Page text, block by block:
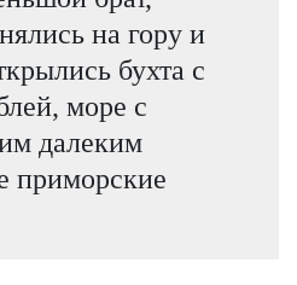
на гору и
бухта с
море с
далеким
приморские